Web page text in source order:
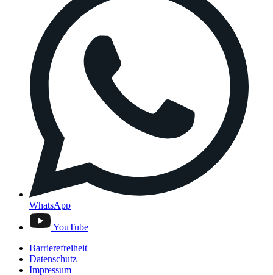
WhatsApp
YouTube
Barrierefreiheit
Datenschutz
Impressum